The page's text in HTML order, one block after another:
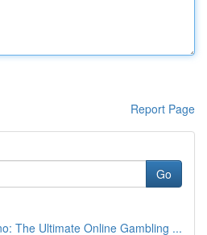
Report Page
Go
The Ultimate Online Gambling ...